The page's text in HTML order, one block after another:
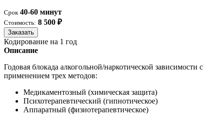
Срок 40-60 минут
Стоимость: 8 500 ₽
Заказать
Кодирование на 1 год
Описание
Годовая блокада алкогольной/наркотической зависимости с
применением трех методов:
Медикаментозный (химическая защита)
Психотерапевтический (гипнотическое)
Аппаратный (физиотерапевтическое)